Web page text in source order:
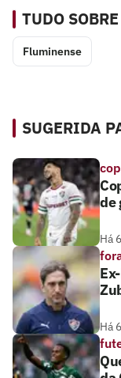
TUDO SOBRE
Fluminense
SUGERIDA
de
Há
Há